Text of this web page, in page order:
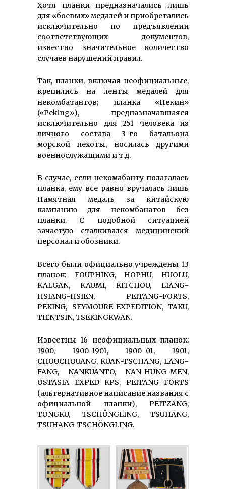
Хотя планки предназначались лишь
для «боевых» медалей и приобретались
исключительно по предъявлении
соответствующих документов,
известно значительное количество
случаев нарушений правил.
Так, планки, включая неофициальные,
крепились на ленты медалей для
некомбатантов; планка «Пекин»
(«Peking»), предназначавшаяся
исключительно для 251 человека из
личного состава 3-го батальона
морской пехоты, носилась другими
военнослужащими и т.д.
В случае, если некомабанту полагалась
планка, ему все равно вручалась лишь
Памятная медаль за китайскую
кампанию для некомбанатов без
планки. С подобной ситуацией
зачастую сталкивался медицинский
персонал и обозники.
Всего были официально учреждены 13
планок: FOUPHING, HOPHU, HUOLU,
KALGAN, KAUMI, KITCHOU, LIANG-
HSIANG-HSIEN, PEITANG-FORTS,
PEKING, SEYMOURE-EXPEDITION, TAKU,
TIENTSIN, TSEKINGKWAN.
Известны 16 неофициальных планок:
1900, 1900-1901, 1900-01, 1901,
CHOUCHOUANG, KUAN-TSCHANG, LANG-
FANG, NANKUANTO, NAN-HUNG-MEN,
OSTASIA EXPED KPS, PEITANG FORTS
(альтернативное написание названия с
официальной планки), PEITZANG,
TONGKU, TSCHÖNGLING, TSUHANG,
TSUHANG-TSCHÖNGLING.